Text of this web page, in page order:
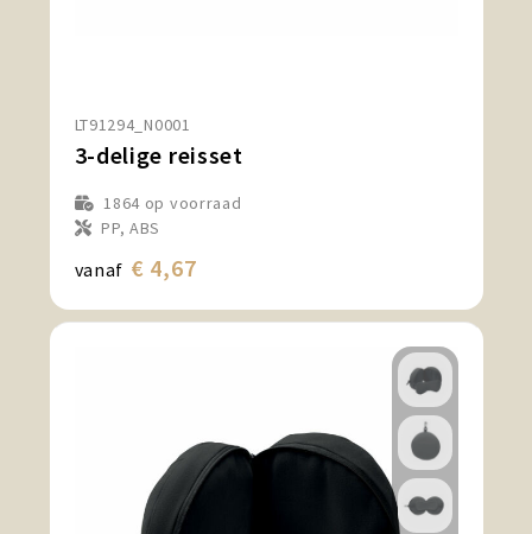
LT91294_N0001
3-delige reisset
1864 op voorraad
PP, ABS
vanaf € 4,67